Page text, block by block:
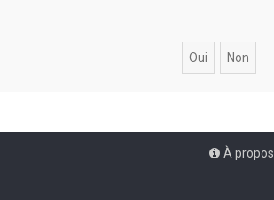
À propos